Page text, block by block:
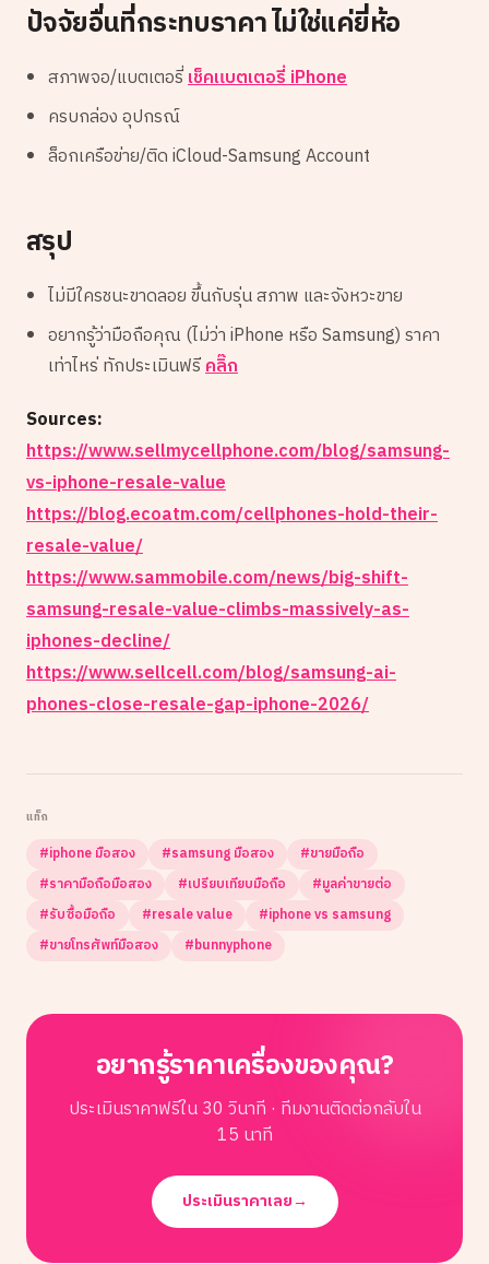
ปัจจัยอื่นที่กระทบราคา ไม่ใช่แค่ยี่ห้อ
สภาพจอ/แบตเตอรี่เช็คแบตเตอรี่ iPhone
ครบกล่อง อุปกรณ์
ล็อกเครือข่าย/ติด iCloud-Samsung Account
สรุป
ไม่มีใครชนะขาดลอย ขึ้นกับรุ่น สภาพ และจังหวะขาย
อยากรู้ว่ามือถือคุณ (ไม่ว่า iPhone หรือ Samsung) ราคา
เท่าไหร่ ทักประเมินฟรีคลิ๊ก
Sources:
https://www.sellmycellphone.com/blog/samsung-
vs-iphone-resale-value
https://blog.ecoatm.com/cellphones-hold-their-
resale-value/
https://www.sammobile.com/news/big-shift-
samsung-resale-value-climbs-massively-as-
iphones-decline/
https://www.sellcell.com/blog/samsung-ai-
phones-close-resale-gap-iphone-2026/
แท็ก
#iphone มือสอง #samsung มือสอง #ขายมือถือ
#ราคามือถือมือสอง #เปรียบเทียบมือถือ #มูลค่าขายต่อ
#รับซื้อมือถือ #resale value #iphone vs samsung
#ขายโทรศัพท์มือสอง #bunnyphone
อยากรู้ราคาเครื่องของคุณ?
ประเมินราคาฟรีใน 30 วินาที · ทีมงานติดต่อกลับใน
15 นาที
ประเมินราคาเลย→